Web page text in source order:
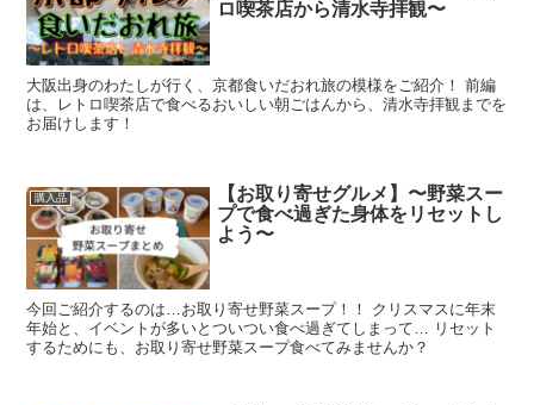
ロ喫茶店から清水寺拝観〜
大阪出身のわたしが行く、京都食いだおれ旅の模様をご紹介！ 前編
は、レトロ喫茶店で食べるおいしい朝ごはんから、清水寺拝観までを
お届けします！
購入品
【お取り寄せグルメ】〜野菜スー
プで食べ過ぎた身体をリセットし
よう〜
今回ご紹介するのは…お取り寄せ野菜スープ！！ クリスマスに年末
年始と、イベントが多いとついつい食べ過ぎてしまって… リセット
するためにも、お取り寄せ野菜スープ食べてみませんか？